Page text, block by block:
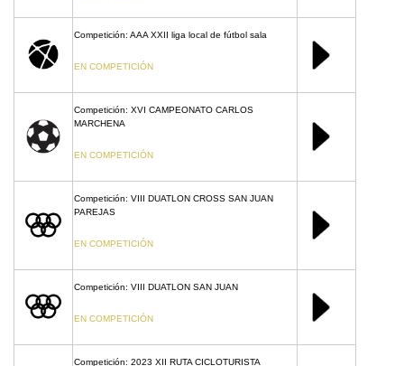
Competición: AAA XXII liga local de fútbol sala
EN COMPETICIÓN
Competición: XVI CAMPEONATO CARLOS
MARCHENA
EN COMPETICIÓN
Competición: VIII DUATLON CROSS SAN JUAN
PAREJAS
EN COMPETICIÓN
Competición: VIII DUATLON SAN JUAN
EN COMPETICIÓN
Competición: 2023 XII RUTA CICLOTURISTA